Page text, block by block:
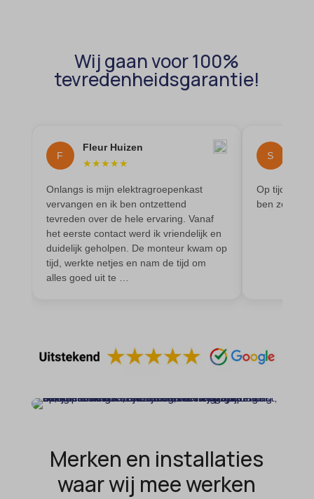
Wij gaan voor 100%
tevredenheidsgarantie!
F
Fleur Huizen
★★★★★
Onlangs is mijn elektragroepenkast
vervangen en ik ben ontzettend
tevreden over de hele ervaring. Vanaf
het eerste contact werd ik vriendelijk en
duidelijk geholpen. De monteur kwam op
tijd, werkte netjes en nam de tijd om
alles goed uit te …
S
Op tijd
ben zeer
Merken en installaties
waar wij mee werken
googtrans
intercom-session-*
mhcookie
OptanonConsent
timezone
wordpress_logged_in_*
wordpress_test_cookie
wpl_viewed_cookie
cb-enabled
cookie_permission_granted
cookies_accepted
et-editing-post-*
et-recommend-sync-post-*